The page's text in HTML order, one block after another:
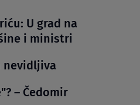
U grad na
i ministri
nevidljiva
– Čedomir